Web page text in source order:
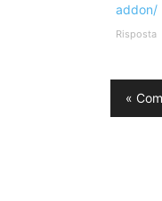
addon/
Risposta
«